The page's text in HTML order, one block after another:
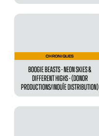
CHRONIQUES
BOOGIE BEASTS - NEON SKIES &
DIFFERENT HIGHS - (DONOR
PRODUCTIONS/INOUÏE DISTRIBUTION)